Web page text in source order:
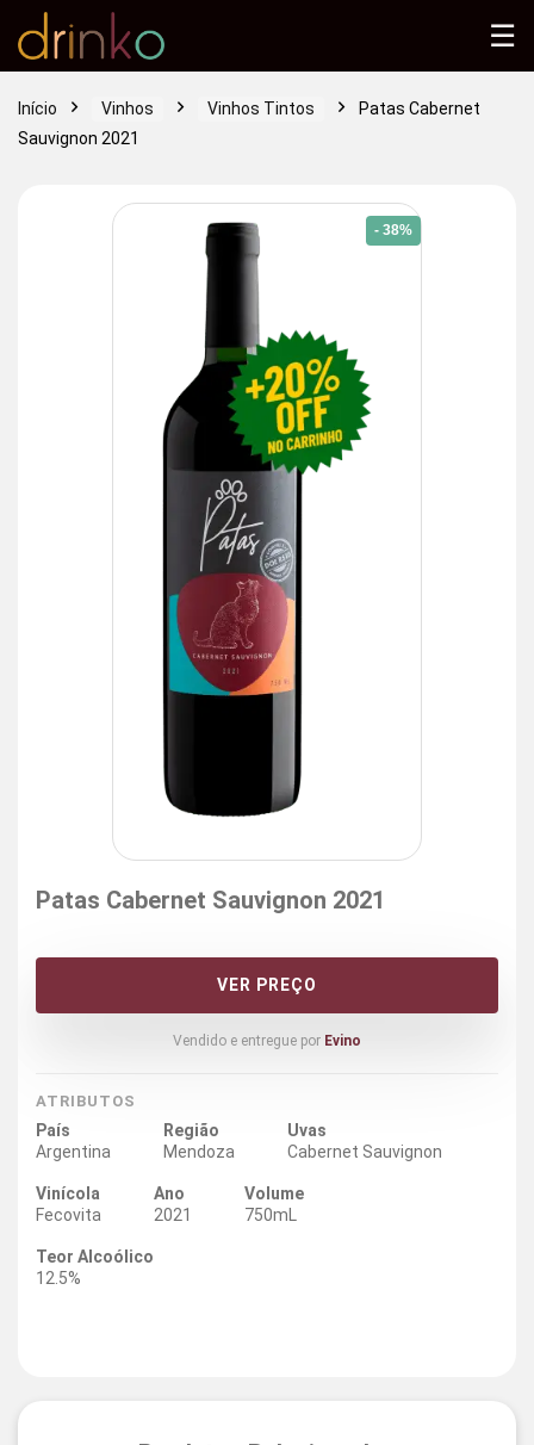
Início Vinhos Vinhos Tintos
Patas Cabernet
Sauvignon 2021
- 38%
Patas Cabernet Sauvignon 2021
VER PREÇO
Vendido e entregue por Evino
ATRIBUTOS
País
Argentina
Região
Mendoza
Uvas
Cabernet Sauvignon
Vinícola
Fecovita
Ano
2021
Volume
750mL
Teor Alcoólico
12.5%
☰